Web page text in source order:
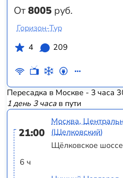
От8005 руб.
Горизон-Тур
4
209
Пересадка в Москве - 3 часа
1 день 3 часав пути
21:00
6 ч
Москва,
(Щелковский)
Щёлковское